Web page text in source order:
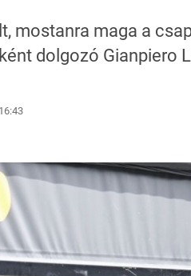
mostanra maga a
dolgozó Gianpiero